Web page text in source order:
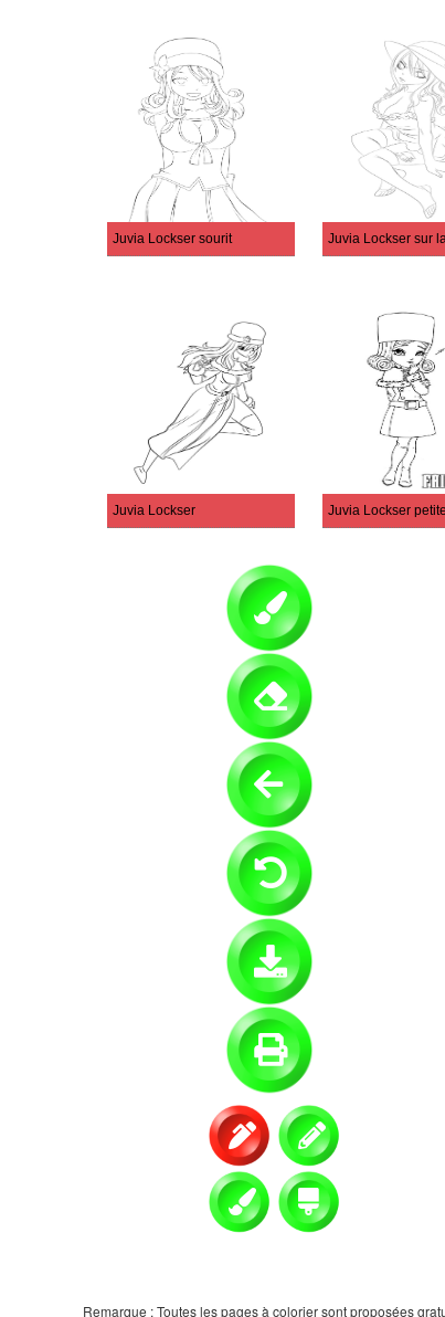
Juvia Lockser sourit Juvia Lockser sur
Juvia Lockser Juvia Lockser petite
Remarque : Toutes les pages à colorier sont proposées